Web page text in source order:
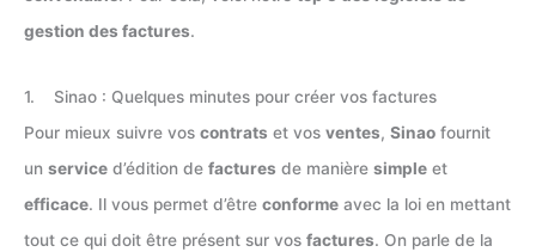
gestion des factures.
1. Sinao : Quelques minutes pour créer vos factures
Pour mieux suivre vos contrats et vos ventes, Sinao fournit
un service d’édition de factures de manière simple et
efficace. Il vous permet d’être conforme avec la loi en mettant
tout ce qui doit être présent sur vos factures. On parle de la